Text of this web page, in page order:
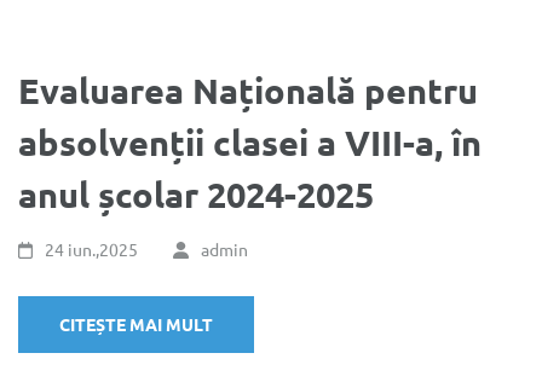
Evaluarea Națională pentru
absolvenții clasei a VIII-a, în
anul școlar 2024-2025
24 iun.,2025 admin
CITEȘTE MAI MULT